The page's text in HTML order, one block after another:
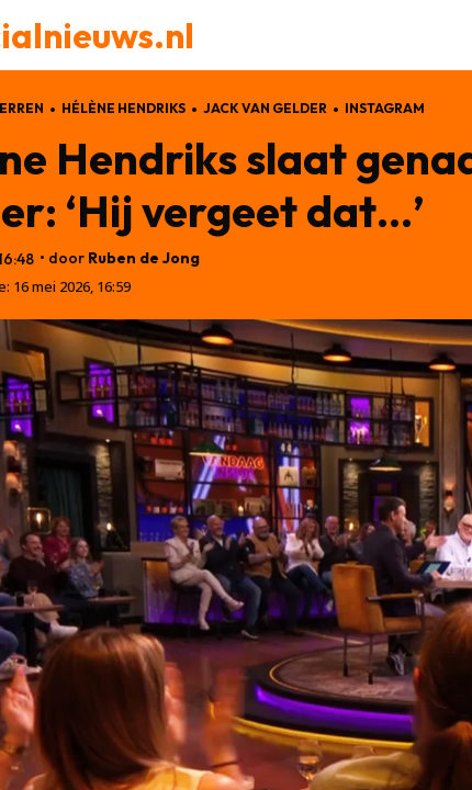
HÉLÈNE HENDRIKS JACK VAN GELDER INSTAGRAM
Hendriks slaat
‘Hij vergeet dat…’
• door Ruben de Jong
16 mei 2026, 16:59